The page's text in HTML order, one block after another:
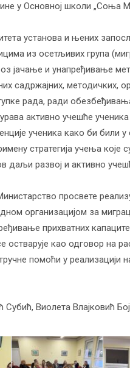
у Основној школи „Соња
установа и њених
из осетљивих група
јачање и унапређивање
садржајних, методичких,
рада, ради обезбеђивања
активно учешће
ученика како би били у
стратегија учења које
даљи развој и активно
просвете
организацијом за
прихватних
остварује као одговор на
помоћи у реализацији
Виолета Влајковић